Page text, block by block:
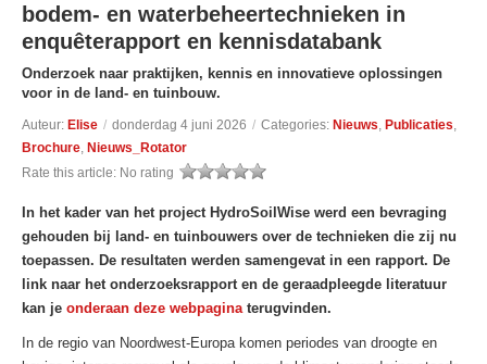
bodem- en waterbeheertechnieken in
enquêterapport en kennisdatabank
Onderzoek naar praktijken, kennis en innovatieve oplossingen
voor in de land- en tuinbouw.
Auteur: Elise / donderdag 4 juni 2026 / Categories: Nieuws Publicaties
Brochure Nieuws_Rotator
Rate this article: No rating
In het kader van het project HydroSoilWise werd een bevraging
gehouden bij land- en tuinbouwers over de technieken die zij nu
toepassen. De resultaten werden samengevat in een rapport. De
link naar het onderzoeksrapport en de geraadpleegde literatuur
kan je onderaan deze webpagina terugvinden.
In de regio van Noordwest-Europa komen periodes van droogte en